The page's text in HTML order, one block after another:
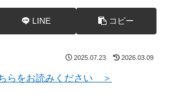
LINE コピー
2025.07.23 2026.03.09
らをお読みください ＞